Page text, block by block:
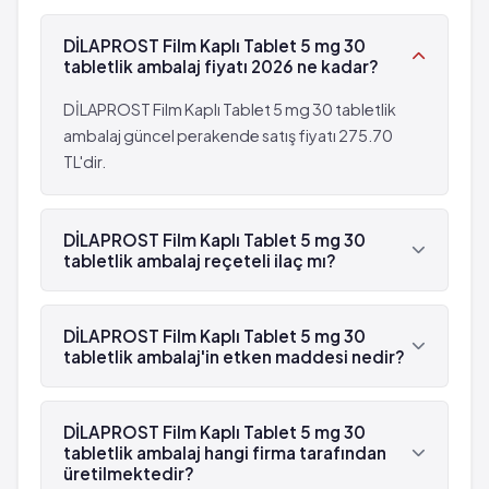
Ejakülasyon hacminde azalma
Memede hassasiyet
Boşalma bozuklukları
Yaygın: 10 hastanın birinden az, fakat 100
hastanın birinden fazla görülebilir (%1 - %10)
Cinsel fonksiyon bozukluğu
Libido azalması
Ejakülasyon hacminde azalma
DİLAPROST Film Kaplı Tablet 5 mg 30
tabletlik ambalaj fiyatı 2026 ne kadar?
DİLAPROST Film Kaplı Tablet 5 mg 30 tabletlik
ambalaj güncel perakende satış fiyatı 275.70
TL'dir.
DİLAPROST Film Kaplı Tablet 5 mg 30
tabletlik ambalaj reçeteli ilaç mı?
Evet, DİLAPROST Film Kaplı Tablet 5 mg 30
tabletlik ambalaj beyaz reçetelidir.
DİLAPROST Film Kaplı Tablet 5 mg 30
tabletlik ambalaj'in etken maddesi nedir?
DİLAPROST Film Kaplı Tablet 5 mg 30 tabletlik
ambalaj'in etken maddesi Finasterid 'dür.
DİLAPROST Film Kaplı Tablet 5 mg 30
tabletlik ambalaj hangi firma tarafından
üretilmektedir?